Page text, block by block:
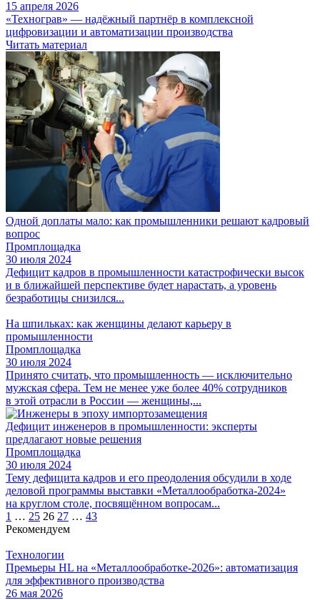
15 апреля 2026
«Технограв» — надёжный партнёр в комплексной
цифровизации и автоматизации производства
Читать материал
Одной доплаты мало: как промышленники решают кадровый
вопрос
Промплощадка
30 июля 2024
Дефицит кадров в промышленности катастрофически высок
и в ближайшей перспективе будет нарастать, а уровень
безработицы снизился...
На шпильках: как женщины делают карьеру в
промышленности
Промплощадка
30 июля 2024
Принято считать, что промышленность — исключительно
мужская сфера. Тем не менее уже более 40% сотрудников
в этой отрасли в России — женщины,...
Дефицит инженеров в промышленности: эксперты
предлагают новые решения
Промплощадка
30 июля 2024
Тему дефицита кадров и его преодоления обсудили в ходе
деловой программы выставки «Металлообработка‑2024»
на круглом столе, посвящённом вопросам...
Пагинация
записей
1 … 25 26 27 … 43
Рекомендуем
Технологии
Премьеры HL на «Металлообработке-2026»: автоматизация
для эффективного производства
26 мая 2026